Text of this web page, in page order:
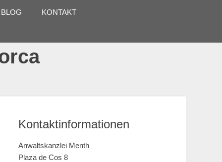
KONTAKT
Kontaktinformationen
Anwaltskanzlei Menth
Plaza de Cos 8